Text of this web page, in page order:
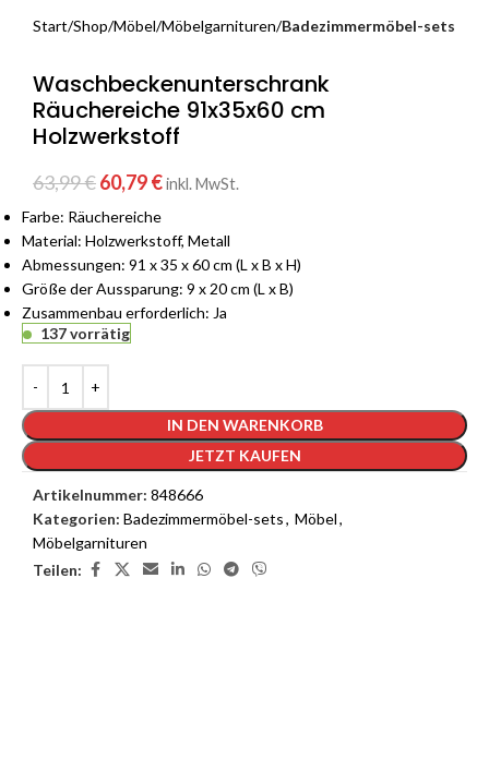
Start Shop Möbel Möbelgarnituren Badezimmermöbel-sets
Waschbeckenunterschrank
Räuchereiche 91x35x60 cm
Holzwerkstoff
63,99€60,79€inkl. MwSt.
Farbe: Räuchereiche
Material: Holzwerkstoff, Metall
Abmessungen: 91 x 35 x 60 cm (L x B x H)
Größe der Aussparung: 9 x 20 cm (L x B)
Zusammenbau erforderlich: Ja
137 vorrätig
IN DEN WARENKORB
JETZT KAUFEN
Artikelnummer: 848666
Kategorien: Badezimmermöbel-sets, Möbel,
Möbelgarnituren
Teilen: